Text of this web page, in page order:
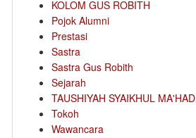
KOLOM GUS ROBITH
Pojok Alumni
Prestasi
Sastra
Sastra Gus Robith
Sejarah
TAUSHIYAH SYAIKHUL MA'HAD
Tokoh
Wawancara